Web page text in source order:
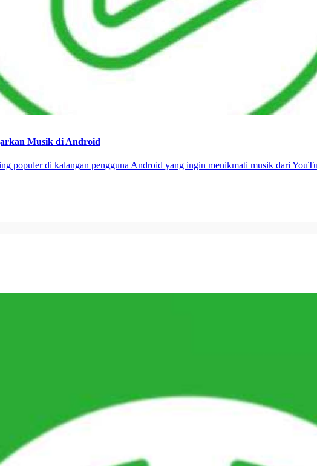
Musik di Android
populer di kalangan pengguna Android yang ingin menikmati musik dari